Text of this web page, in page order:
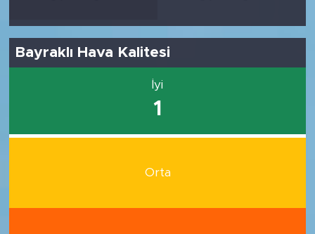
Bayraklı Hava Kalitesi
İyi
1
Orta